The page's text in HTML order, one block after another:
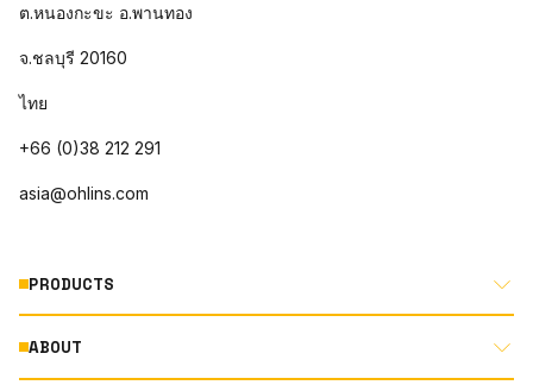
ต.หนองกะขะ อ.พานทอง
จ.ชลบุรี 20160
ไทย
+66 (0)38 212 291
asia@ohlins.com
PRODUCTS
MOTORCYCLE
ABOUT